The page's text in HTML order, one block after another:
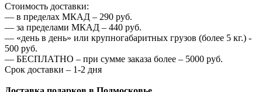
Стоимость доставки:
— в пределах МКАД – 290 руб.
— за пределами МКАД – 440 руб.
— «день в день» или крупногабаритных грузов (более 5 кг.) -
500 руб.
— БЕСПЛАТНО – при сумме заказа более – 5000 руб.
Срок доставки – 1-2 дня